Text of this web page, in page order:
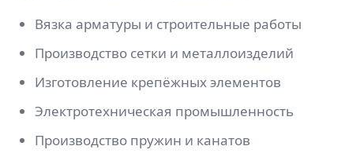
Вязка арматуры и строительные работы
Производство сетки и металлоизделий
Изготовление крепёжных элементов
Электротехническая промышленность
Производство пружин и канатов